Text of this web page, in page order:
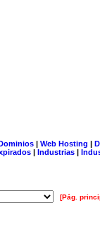
| Web Hosting |
| Industrias |
[Pág.